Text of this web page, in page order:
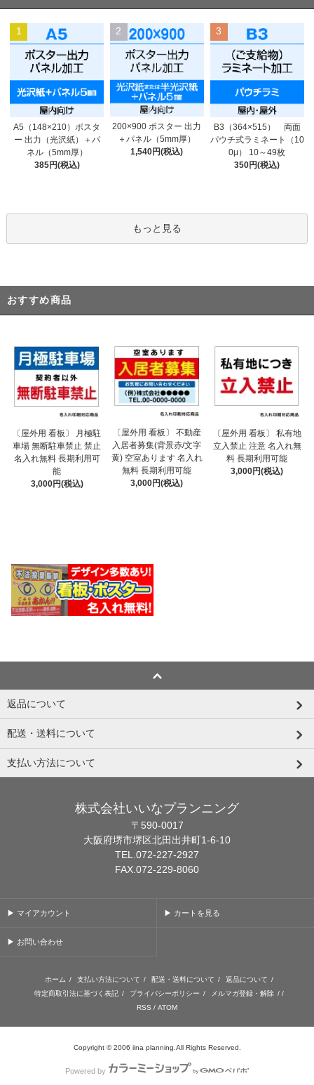
1
A5（148×210）ポスタ
ー 出力（光沢紙）＋パ
ネル（5mm厚）
385円(税込)
2
200×900 ポスター 出力
＋パネル（5mm厚）
1,540円(税込)
3
B3（364×515） 両面
パウチ式ラミネート（10
0μ） 10～49枚
350円(税込)
もっと見る
おすすめ商品
〔屋外用 看板〕 月極駐
車場 無断駐車禁止 禁止
名入れ無料 長期利用可
能
3,000円(税込)
〔屋外用 看板〕 不動産
入居者募集(背景赤/文字
黄) 空室あります 名入れ
無料 長期利用可能
3,000円(税込)
〔屋外用 看板〕 私有地
立入禁止 注意 名入れ無
料 長期利用可能
3,000円(税込)
返品について
配送・送料について
支払い方法について
株式会社いいなプランニング
〒590-0017
大阪府堺市堺区北田出井町1-6-10
TEL.072-227-2927
FAX.072-229-8060
▶ マイアカウント ▶ カートを見る
▶ お問い合わせ
ホーム / 支払い方法について / 配送・送料について / 返品について /
特定商取引法に基づく表記 / プライバシーポリシー / メルマガ登録・解除 / /
RSS / ATOM
Copyright © 2006 iina planning.All Rights Reserved.
Powered by